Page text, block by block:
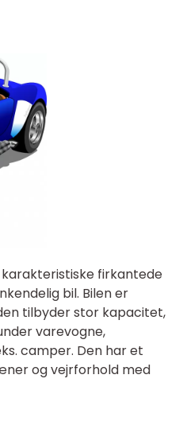
firkantede
bil. Bilen er
tilbyder stor kapacitet,
varevogne,
camper. Den har et
og vejrforhold med